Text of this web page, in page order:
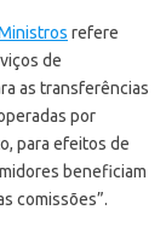
refere
de
as transferências
por
para efeitos de
beneficiam
comissões”.